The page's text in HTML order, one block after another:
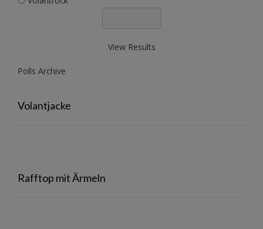
View Results
Polls Archive
Volantjacke
Rafftop mit Ärmeln